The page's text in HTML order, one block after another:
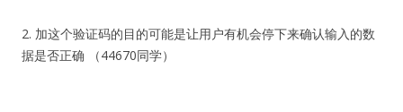
2. 加这个验证码的目的可能是让用户有机会停下来确认输入的数
据是否正确 （44670同学）